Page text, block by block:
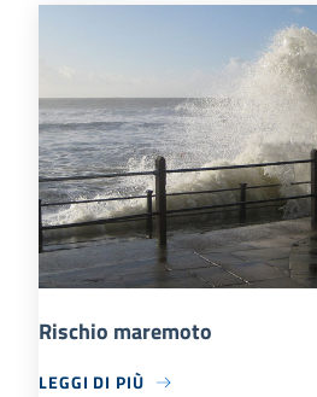
Rischio maremoto
LEGGI DI PIÙ